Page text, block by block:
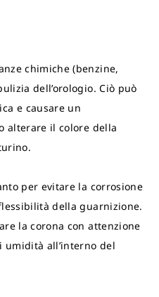
chimiche (benzine,
dell’orologio. Ciò può
e causare un
alterare il colore della
per evitare la corrosione
della guarnizione.
la corona con attenzione
all’interno del